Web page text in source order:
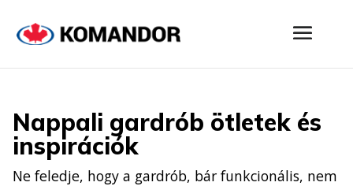
Nappali gardrób ötletek és
inspirációk
Ne feledje, hogy a gardrób, bár funkcionális, nem